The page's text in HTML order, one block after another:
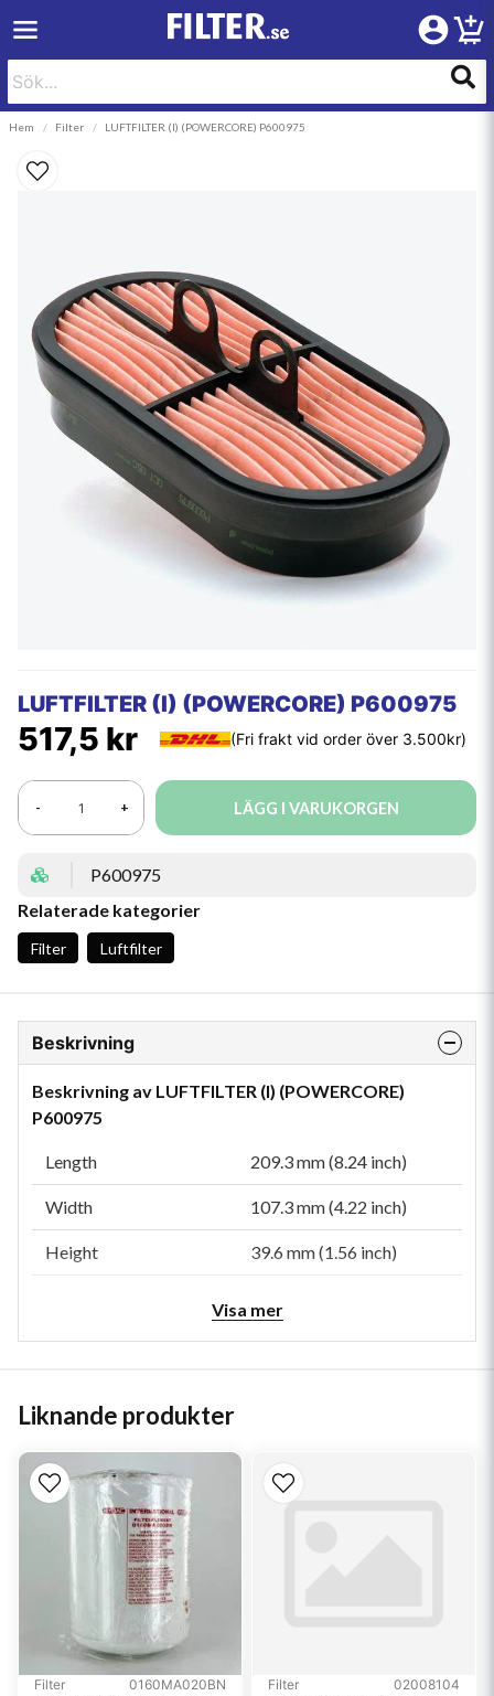
Hem Filter LUFTFILTER (I) (POWERCORE) P600975
LUFTFILTER (I) (POWERCORE) P600975
517,5 kr
- + LÄGG I VARUKORGEN
P600975
Relaterade kategorier
Filter Luftfilter
Beskrivning
Beskrivning av LUFTFILTER (I) (POWERCORE)
P600975
Length 209.3 mm (8.24 inch)
Width 107.3 mm (4.22 inch)
Height 39.6 mm (1.56 inch)
Efficiency Test Std ISO 5011
Style Obround
Media Type
Visa mer
Liknande produkter
Filter 0160MA020BN Filter 02008104